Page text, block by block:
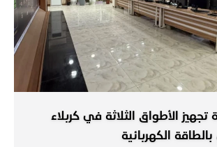
تجهيز الأطواق الثلاثة في كربلاء
الكهربائية